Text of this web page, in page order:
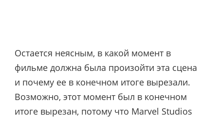
Остается неясным, в какой момент в
фильме должна была произойти эта сцена
и почему ее в конечном итоге вырезали.
Возможно, этот момент был в конечном
итоге вырезан, потому что Marvel Studios